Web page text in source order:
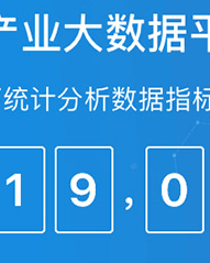
的贡献率仅有